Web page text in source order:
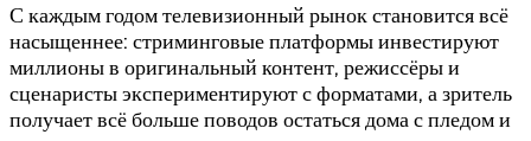
С каждым годом телевизионный рынок становится всё
насыщеннее: стриминговые платформы инвестируют
миллионы в оригинальный контент, режиссёры и
сценаристы экспериментируют с форматами, а зритель
получает всё больше поводов остаться дома с пледом и